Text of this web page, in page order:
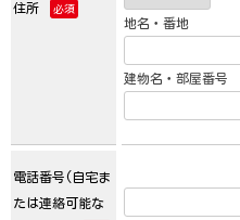
住所 必須
地名・番地
建物名・部屋番号
電話番号(自宅ま
たは連絡可能な